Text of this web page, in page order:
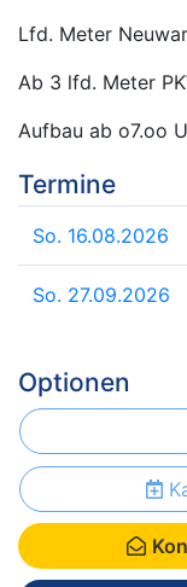
Lfd. Meter
Ab 3 lfd. Meter
Aufbau ab o7.oo
Termine
So. 16.08.2026
So. 27.09.2026
Optionen